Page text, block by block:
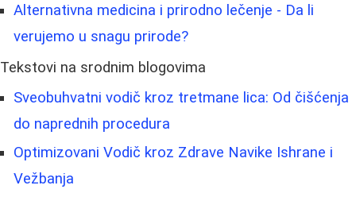
Alternativna medicina i prirodno lečenje - Da li
verujemo u snagu prirode?
Tekstovi na srodnim blogovima
Sveobuhvatni vodič kroz tretmane lica: Od čišćenja
do naprednih procedura
Optimizovani Vodič kroz Zdrave Navike Ishrane i
Vežbanja